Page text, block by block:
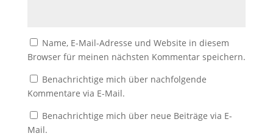
Name, E-Mail-Adresse und Website in diesem
Browser für meinen nächsten Kommentar speichern.
Benachrichtige mich über nachfolgende
Kommentare via E-Mail.
Benachrichtige mich über neue Beiträge via E-
Mail.